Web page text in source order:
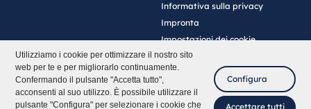
Utilizziamo i cookie per ottimizzare il nostro sito
web per te e per migliorarlo continuamente.
Confermando il pulsante "Accetta tutto",
acconsenti al suo utilizzo. È possibile utilizzare il
pulsante "Configura" per selezionare i cookie che
Configura
Accettare tutti
Informativa sulla privacy
Impronta
Impostazioni dei cookie